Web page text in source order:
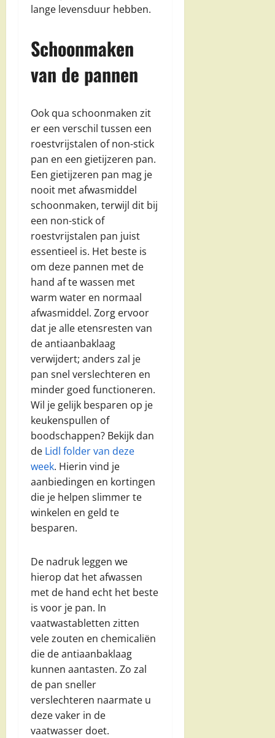
lange levensduur hebben.
Schoonmaken
van de pannen
Ook qua schoonmaken zit
er een verschil tussen een
roestvrijstalen of non-stick
pan en een gietijzeren pan.
Een gietijzeren pan mag je
nooit met afwasmiddel
schoonmaken, terwijl dit bij
een non-stick of
roestvrijstalen pan juist
essentieel is. Het beste is
om deze pannen met de
hand af te wassen met
warm water en normaal
afwasmiddel. Zorg ervoor
dat je alle etensresten van
de antiaanbaklaag
verwijdert; anders zal je
pan snel verslechteren en
minder goed functioneren.
Wil je gelijk besparen op je
keukenspullen of
boodschappen? Bekijk dan
de Lidl folder van deze
week. Hierin vind je
aanbiedingen en kortingen
die je helpen slimmer te
winkelen en geld te
besparen.
De nadruk leggen we
hierop dat het afwassen
met de hand echt het beste
is voor je pan. In
vaatwastabletten zitten
vele zouten en chemicaliën
die de antiaanbaklaag
kunnen aantasten. Zo zal
de pan sneller
verslechteren naarmate u
deze vaker in de
vaatwasser doet.